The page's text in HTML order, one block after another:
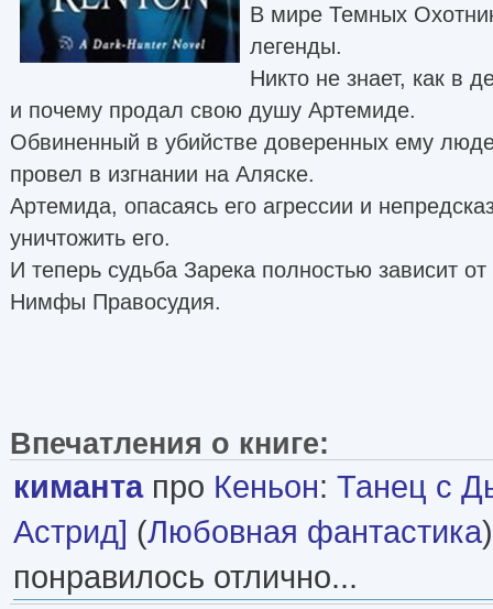
В мире Темных
легенды.
Никто не знает, как в
и почему продал свою душу Артемиде.
Обвиненный в убийстве доверенных ему
провел в изгнании на Аляске.
Артемида, опасаясь его агрессии и
уничтожить его.
И теперь судьба Зарека полностью зависит
Нимфы Правосудия.
Впечатления о книге:
кимантапро Кеньон: Танец с
Астрид] (Любовная фантастика
понравилось отлично...